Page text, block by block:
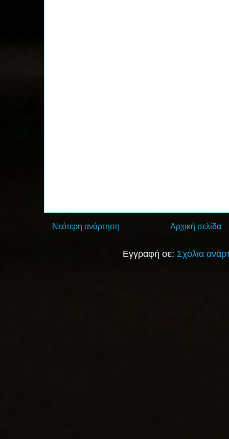
Νεότερη ανάρτηση Αρχική σελίδα
Εγγραφή σε: Σχόλια